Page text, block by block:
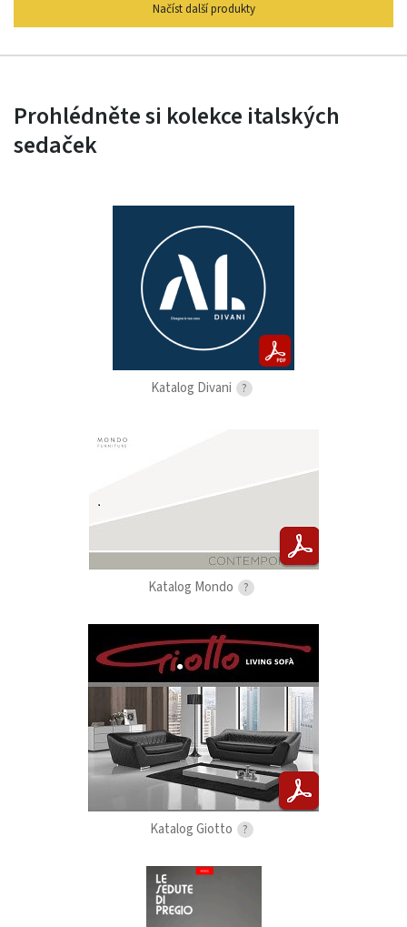
Načíst další produkty
Katalog Divani ?
Katalog Mondo ?
Katalog Giotto ?
Prohlédněte si kolekce italských
sedaček